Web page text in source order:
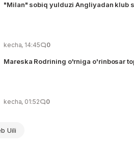
"Milan" sobiq yulduzi Angliyadan klub
kecha, 14:45 0
Mareska Rodrining o'rniga o'rinbosar
kecha, 01:52 0
Uili